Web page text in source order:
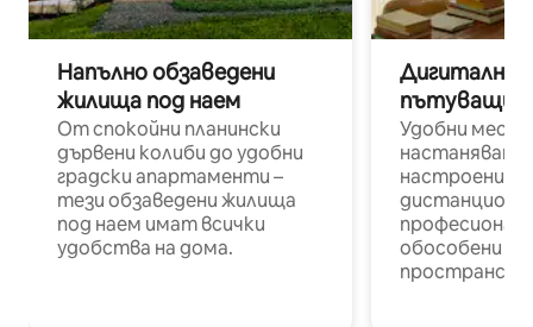
Напълно обзаведени
жилища под наем
От спокойни планински
дървени колиби до удобни
градски апартаменти –
тези обзаведени жилища
под наем имат всички
удобства на дома.
Дигитални
пътуващи
Удобни
настаняване
настроени и
обособени